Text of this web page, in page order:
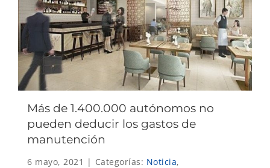
Más de 1.400.000 autónomos no
pueden deducir los gastos de
manutención
6 mayo, 2021 | Categorías: Noticia,